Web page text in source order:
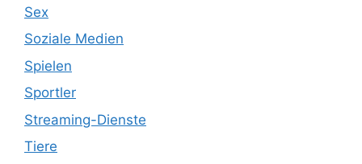
Sex
Soziale Medien
Spielen
Sportler
Streaming-Dienste
Tiere